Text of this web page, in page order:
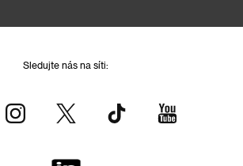
Sledujte nás na síti: